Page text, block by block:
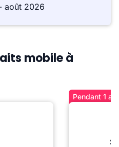
2026
mobile à
Pendant 1